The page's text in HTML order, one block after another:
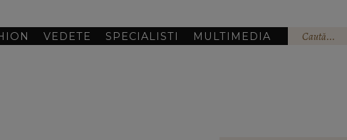
VEDETE SPECIALISTI MULTIMEDIA